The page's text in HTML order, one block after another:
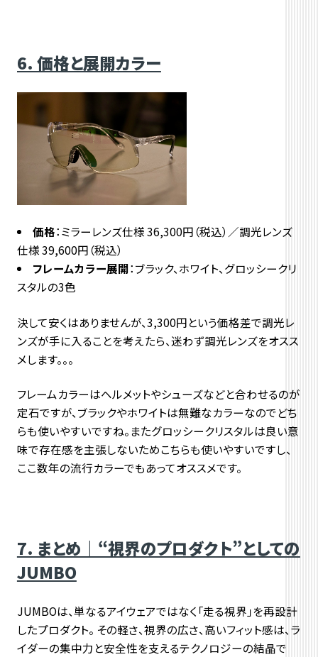
6. 価格と展開カラー
価格：ミラーレンズ仕様 36,300円（税込）／調光レンズ
仕様 39,600円（税込）
フレームカラー展開：ブラック、ホワイト、グロッシークリ
スタルの3色
決して安くはありませんが、3,300円という価格差で調光レ
ンズが手に入ることを考えたら、迷わず調光レンズをオスス
メします。。。
フレームカラーはヘルメットやシューズなどと合わせるのが
定石ですが、ブラックやホワイトは無難なカラーなのでどち
らも使いやすいですね。またグロッシークリスタルは良い意
味で存在感を主張しないためこちらも使いやすいですし、
ここ数年の流行カラーでもあってオススメです。
7. まとめ｜“視界のプロダクト”としての
JUMBO
JUMBOは、単なるアイウェアではなく「走る視界」を再設計
したプロダクト。 その軽さ、視界の広さ、高いフィット感は、ラ
イダーの集中力と安全性を支えるテクノロジーの結晶で